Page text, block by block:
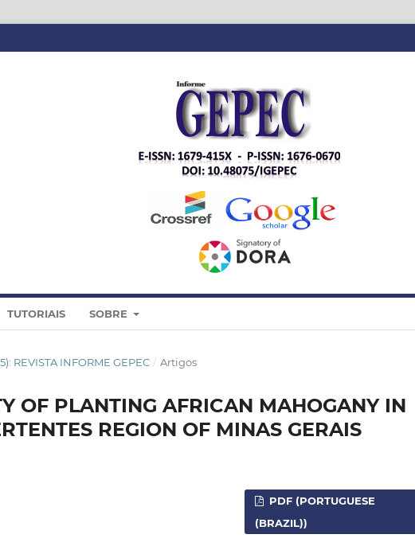
TUTORIAIS SOBRE
REVISTA INFORME GEPEC / Artigos
OF PLANTING AFRICAN MAHOGANY IN
REGION OF MINAS GERAIS
PDF (PORTUGUESE
(BRAZIL))